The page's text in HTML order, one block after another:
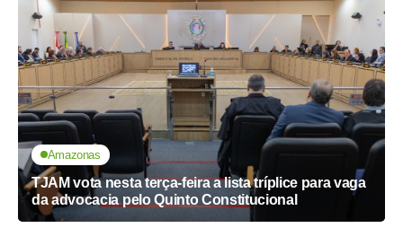
Amazonas
TJAM vota nesta terça-feira a lista tríplice para vaga
da advocacia pelo Quinto Constitucional